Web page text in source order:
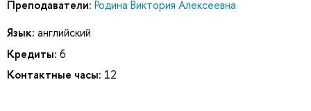
Преподаватели: Родина Виктория Алексеевна
Язык: английский
Кредиты: 6
Контактные часы: 12